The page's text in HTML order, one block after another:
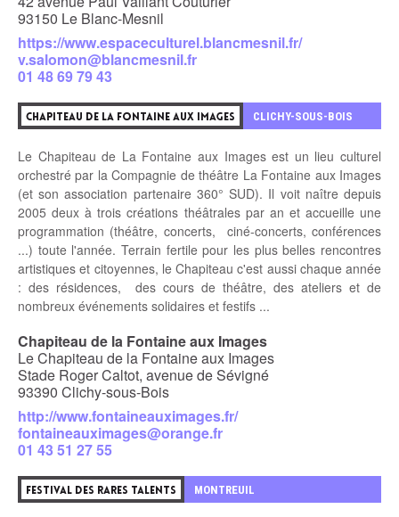
93150 Le Blanc-Mesnil
https://www.espaceculturel.blancmesnil.fr/
v.salomon@blancmesnil.fr
01 48 69 79 43
CHAPITEAU DE LA FONTAINE AUX IMAGES CLICHY-SOUS-BOIS
Le Chapiteau de La Fontaine aux Images est un lieu culturel
orchestré par la Compagnie de théâtre La Fontaine aux Images
(et son association partenaire 360° SUD). Il voit naître depuis
2005 deux à trois créations théâtrales par an et accueille une
programmation (théâtre, concerts, ciné-concerts, conférences
...) toute l'année. Terrain fertile pour les plus belles rencontres
artistiques et citoyennes, le Chapiteau c'est aussi chaque année
: des résidences, des cours de théâtre, des ateliers et de
nombreux événements solidaires et festifs ...
Chapiteau de la Fontaine aux Images
Le Chapiteau de la Fontaine aux Images
Stade Roger Caltot, avenue de Sévigné
93390 Clichy-sous-Bois
http://www.fontaineauximages.fr/
fontaineauximages@orange.fr
01 43 51 27 55
FESTIVAL DES RARES TALENTS MONTREUIL